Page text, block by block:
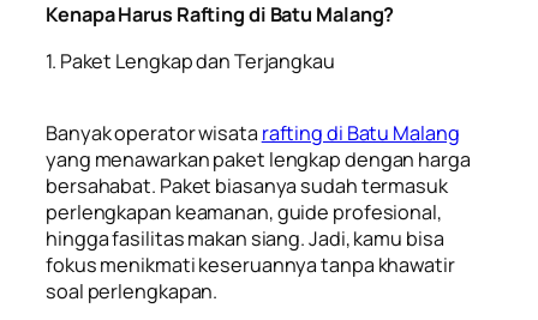
Kenapa Harus Rafting di Batu Malang?
1. Paket Lengkap dan Terjangkau
Banyak operator wisata rafting di Batu Malang
yang menawarkan paket lengkap dengan harga
bersahabat. Paket biasanya sudah termasuk
perlengkapan keamanan, guide profesional,
hingga fasilitas makan siang. Jadi, kamu bisa
fokus menikmati keseruannya tanpa khawatir
soal perlengkapan.